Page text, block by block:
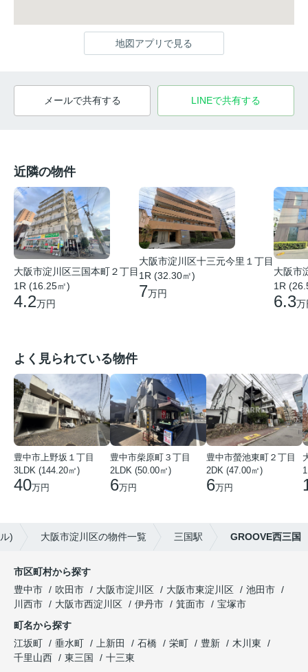
地図アプリで見る
メールで共有する LINEで共有する
近隣の物件
大阪市淀川区三国本町２丁目
1R (16.25㎡)
4.2万円
大阪市淀川区十三元今里１丁目
1R (32.30㎡)
7万円
大阪市
1R
6.3万
よく見られている物件
豊中市上野坂１丁目
3LDK (144.20㎡)
40万円
豊中市柴原町３丁目
2LDK (50.00㎡)
6万円
豊中市螢池東町２丁目
2DK (47.00㎡)
6万円
) 大阪市淀川区の物件一覧 三国駅 GROOVE西三国
市区町村から探す
豊中市
吹田市 大阪市淀川区 大阪市東淀川区
池田市
川西市
大阪市西淀川区 伊丹市 箕面市
宝塚市
町名から探す
江坂町
垂水町 上新田 石橋 栄町 豊新
木川東
千里山西
東三国
十三東